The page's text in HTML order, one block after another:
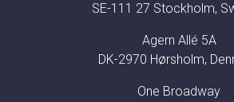
SE-111 27 Stockholm,
Agern Allé 5A
DK-2970 Hørsholm,
One Broadway